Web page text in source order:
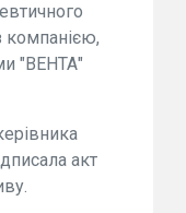
компанією,
"ВЕНТА"
акт